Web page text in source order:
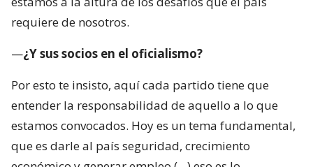
requiere de nosotros.
—¿Y sus socios en el oficialismo?
Por esto te insisto, aquí cada partido tiene que
entender la responsabilidad de aquello a lo que
estamos convocados. Hoy es un tema fundamental,
que es darle al país seguridad, crecimiento